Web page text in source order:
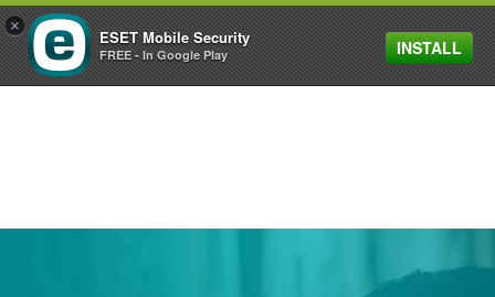
Timor Leste. Attention!The product
MENU
×
ESET Mobile Security
FREE - In Google Play INSTALL